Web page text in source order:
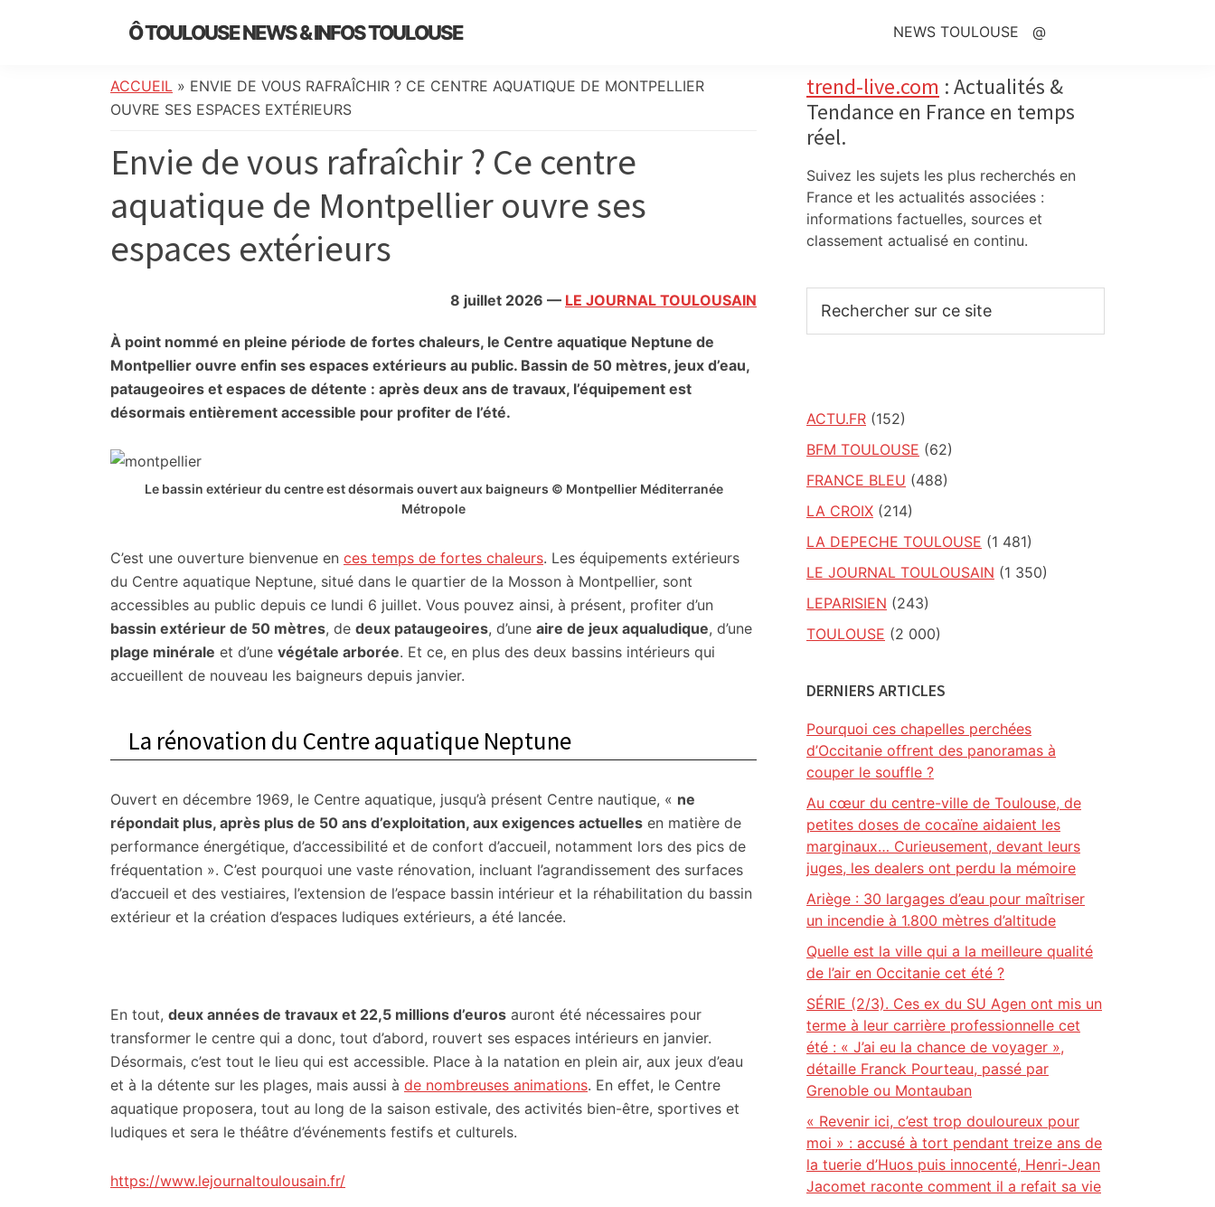
Ô TOULOUSE NEWS & INFOS TOULOUSE
de
l’actualité
info
locale,
société,
culture,
politique,
divers
et
initiatives
citoyennes
NEWS TOULOUSE @
ACCUEIL » ENVIE DE VOUS RAFRAÎCHIR ? CE CENTRE AQUATIQUE DE MONTPELLIER
OUVRE SES ESPACES EXTÉRIEURS
Envie de vous rafraîchir ? Ce centre
aquatique de Montpellier ouvre ses
espaces extérieurs
8 juillet 2026 — LE JOURNAL TOULOUSAIN
À point nommé en pleine période de fortes chaleurs, le Centre aquatique Neptune de
Montpellier ouvre enfin ses espaces extérieurs au public. Bassin de 50 mètres, jeux d’eau,
pataugeoires et espaces de détente : après deux ans de travaux, l’équipement est
désormais entièrement accessible pour profiter de l’été.
Le bassin extérieur du centre est désormais ouvert aux baigneurs © Montpellier Méditerranée
Métropole
C’est une ouverture bienvenue en ces temps de fortes chaleurs. Les équipements extérieurs
du Centre aquatique Neptune, situé dans le quartier de la Mosson à Montpellier, sont
accessibles au public depuis ce lundi 6 juillet. Vous pouvez ainsi, à présent, profiter d’un
bassin extérieur de 50 mètres, de deux pataugeoires, d’une aire de jeux aqualudique, d’une
plage minérale et d’une végétale arborée. Et ce, en plus des deux bassins intérieurs qui
accueillent de nouveau les baigneurs depuis janvier.
La rénovation du Centre aquatique Neptune
Ouvert en décembre 1969, le Centre aquatique, jusqu’à présent Centre nautique, « ne
répondait plus, après plus de 50 ans d’exploitation, aux exigences actuelles en matière de
performance énergétique, d’accessibilité et de confort d’accueil, notamment lors des pics de
fréquentation ». C’est pourquoi une vaste rénovation, incluant l’agrandissement des surfaces
d’accueil et des vestiaires, l’extension de l’espace bassin intérieur et la réhabilitation du bassin
extérieur et la création d’espaces ludiques extérieurs, a été lancée.
En tout, deux années de travaux et 22,5 millions d’euros auront été nécessaires pour
transformer le centre qui a donc, tout d’abord, rouvert ses espaces intérieurs en janvier.
Désormais, c’est tout le lieu qui est accessible. Place à la natation en plein air, aux jeux d’eau
et à la détente sur les plages, mais aussi à de nombreuses animations. En effet, le Centre
aquatique proposera, tout au long de la saison estivale, des activités bien-être, sportives et
ludiques et sera le théâtre d’événements festifs et culturels.
https://www.lejournaltoulousain.fr/
Primary
Sidebar
trend-live.com : Actualités &
Tendance en France en temps
réel.
Suivez les sujets les plus recherchés en
France et les actualités associées :
informations factuelles, sources et
classement actualisé en continu.
sur
ACTU.FR (152)
BFM TOULOUSE (62)
FRANCE BLEU (488)
LA CROIX (214)
LA DEPECHE TOULOUSE (1 481)
LE JOURNAL TOULOUSAIN (1 350)
LEPARISIEN (243)
TOULOUSE (2 000)
DERNIERS ARTICLES
Pourquoi ces chapelles perchées
d’Occitanie offrent des panoramas à
couper le souffle ?
Au cœur du centre-ville de Toulouse, de
petites doses de cocaïne aidaient les
marginaux… Curieusement, devant leurs
juges, les dealers ont perdu la mémoire
Ariège : 30 largages d’eau pour maîtriser
un incendie à 1.800 mètres d’altitude
Quelle est la ville qui a la meilleure qualité
de l’air en Occitanie cet été ?
SÉRIE (2/3). Ces ex du SU Agen ont mis un
terme à leur carrière professionnelle cet
été : « J’ai eu la chance de voyager »,
détaille Franck Pourteau, passé par
Grenoble ou Montauban
« Revenir ici, c’est trop douloureux pour
moi » : accusé à tort pendant treize ans de
la tuerie d’Huos puis innocenté, Henri-Jean
Jacomet raconte comment il a refait sa vie